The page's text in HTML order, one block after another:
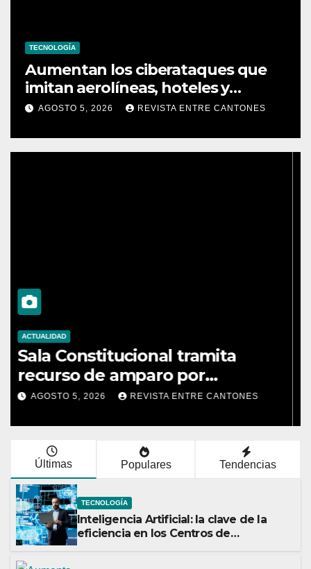
TECNOLOGÍA
Aumentan los ciberataques que
imitan aerolíneas, hoteles y
plataformas de viaje
AGOSTO 5, 2026 REVISTA ENTRE CANTONES
ACTUALIDAD
Sala Constitucional tramita
recurso de amparo por
presunta falta de respuesta en
incorporación al Colegio de
Abogados
AGOSTO 5, 2026 REVISTA ENTRE CANTONES
Últimas Populares Tendencias
TECNOLOGÍA
Inteligencia Artificial: la clave de la
eficiencia en los Centros de